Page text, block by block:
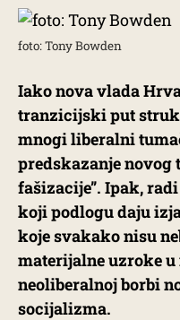
foto: Tony Bowden
Iako nova vlada
tranzicijski put
mnogi liberalni
predskazanje novog
fašizacije”. Ipak,
koji podlogu daju
koje svakako nisu
materijalne uzroke
neoliberalnoj borbi
socijalizma.